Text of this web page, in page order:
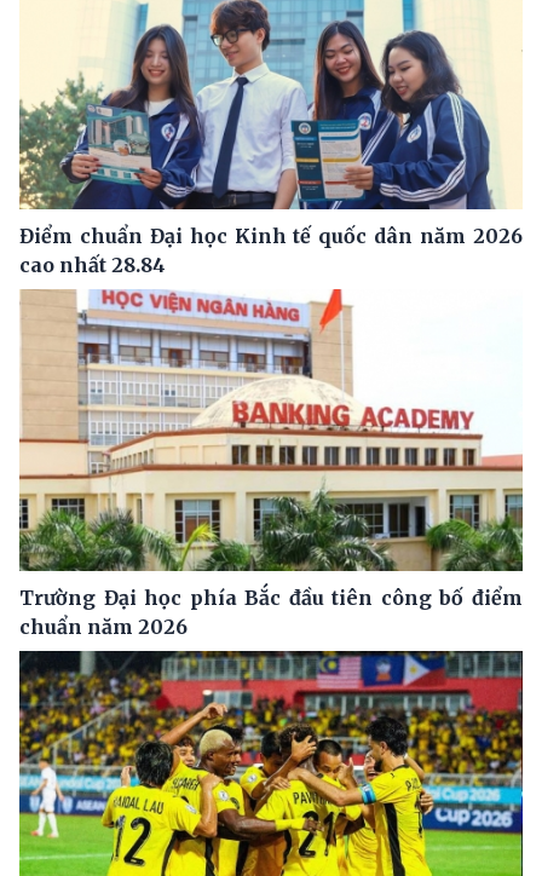
Điểm chuẩn Đại học Kinh tế quốc dân năm 2026
cao nhất 28.84
Trường Đại học phía Bắc đầu tiên công bố điểm
chuẩn năm 2026